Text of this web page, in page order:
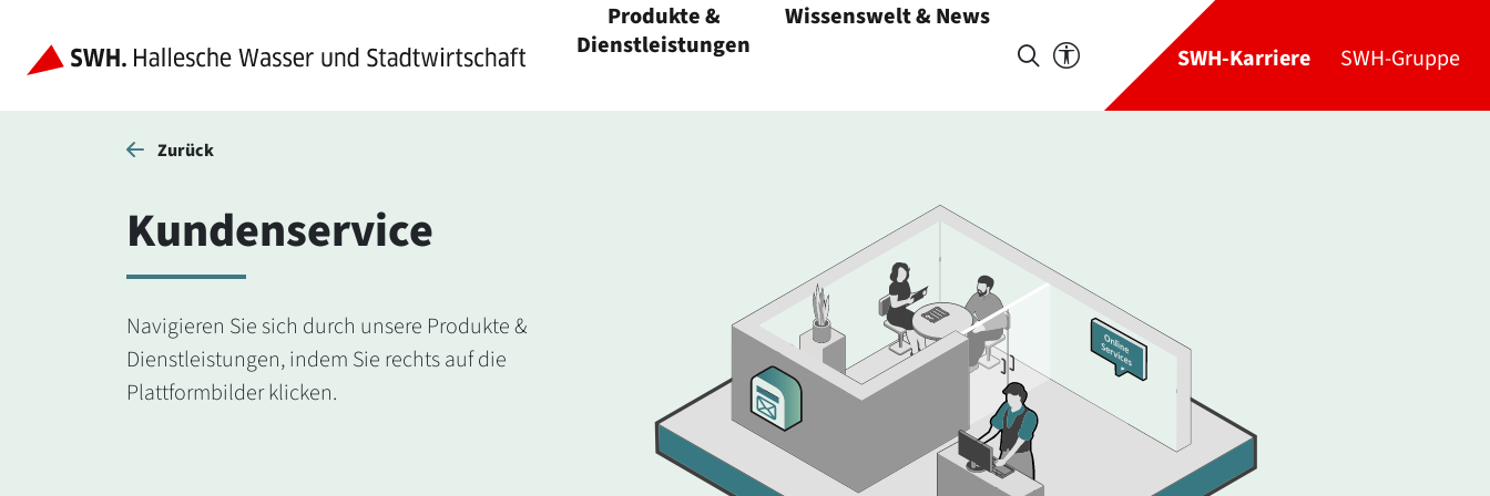
Produkte &
Dienstleistungen
Wissenswelt & News
SWH-Karriere SWH-Gruppe
Zurück
Kundenservice
Navigieren Sie sich durch unsere Produkte &
Dienstleistungen, indem Sie rechts auf die
Plattformbilder klicken.